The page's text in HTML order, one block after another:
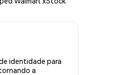
identidade para
a